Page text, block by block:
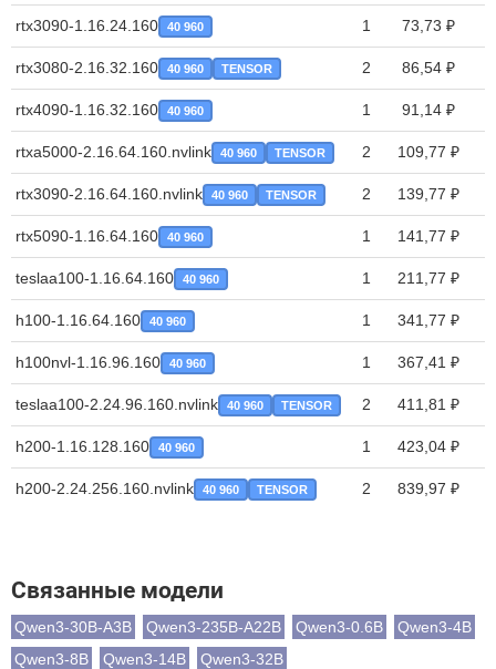
rtx3090-1.16.24.160 40 960 1 73,73 ₽
rtx3080-2.16.32.160 40 960 TENSOR 2 86,54 ₽
rtx4090-1.16.32.160 40 960 1 91,14 ₽
rtxa5000-2.16.64.160.nvlink 40 960 TENSOR 2 109,77 ₽
rtx3090-2.16.64.160.nvlink 40 960 TENSOR 2 139,77 ₽
rtx5090-1.16.64.160 40 960 1 141,77 ₽
teslaa100-1.16.64.160 40 960 1 211,77 ₽
h100-1.16.64.160 40 960 1 341,77 ₽
h100nvl-1.16.96.160 40 960 1 367,41 ₽
teslaa100-2.24.96.160.nvlink 40 960 TENSOR 2 411,81 ₽
h200-1.16.128.160 40 960 1 423,04 ₽
h200-2.24.256.160.nvlink 40 960 TENSOR 2 839,97 ₽
Связанные модели
Qwen3-30B-A3B Qwen3-235B-A22B Qwen3-0.6B
Qwen3-4B
Qwen3-8B
Qwen3-14B
Qwen3-32B